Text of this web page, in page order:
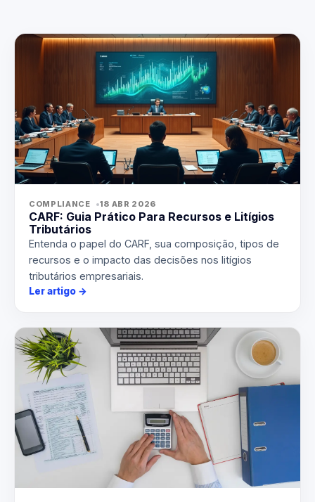
COMPLIANCE 18 ABR 2026
CARF: Guia Prático Para Recursos e Litígios
Tributários
Entenda o papel do CARF, sua composição, tipos de
recursos e o impacto das decisões nos litígios
tributários empresariais.
Ler artigo →